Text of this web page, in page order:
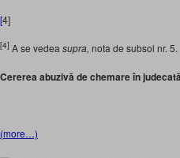
[4]
[4] A se vedea supra, nota de subsol nr. 5.
Cererea abuzivă de chemare în
(more…)